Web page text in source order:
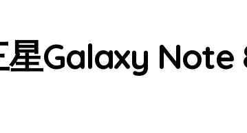
代购火热上线
星Galaxy Note